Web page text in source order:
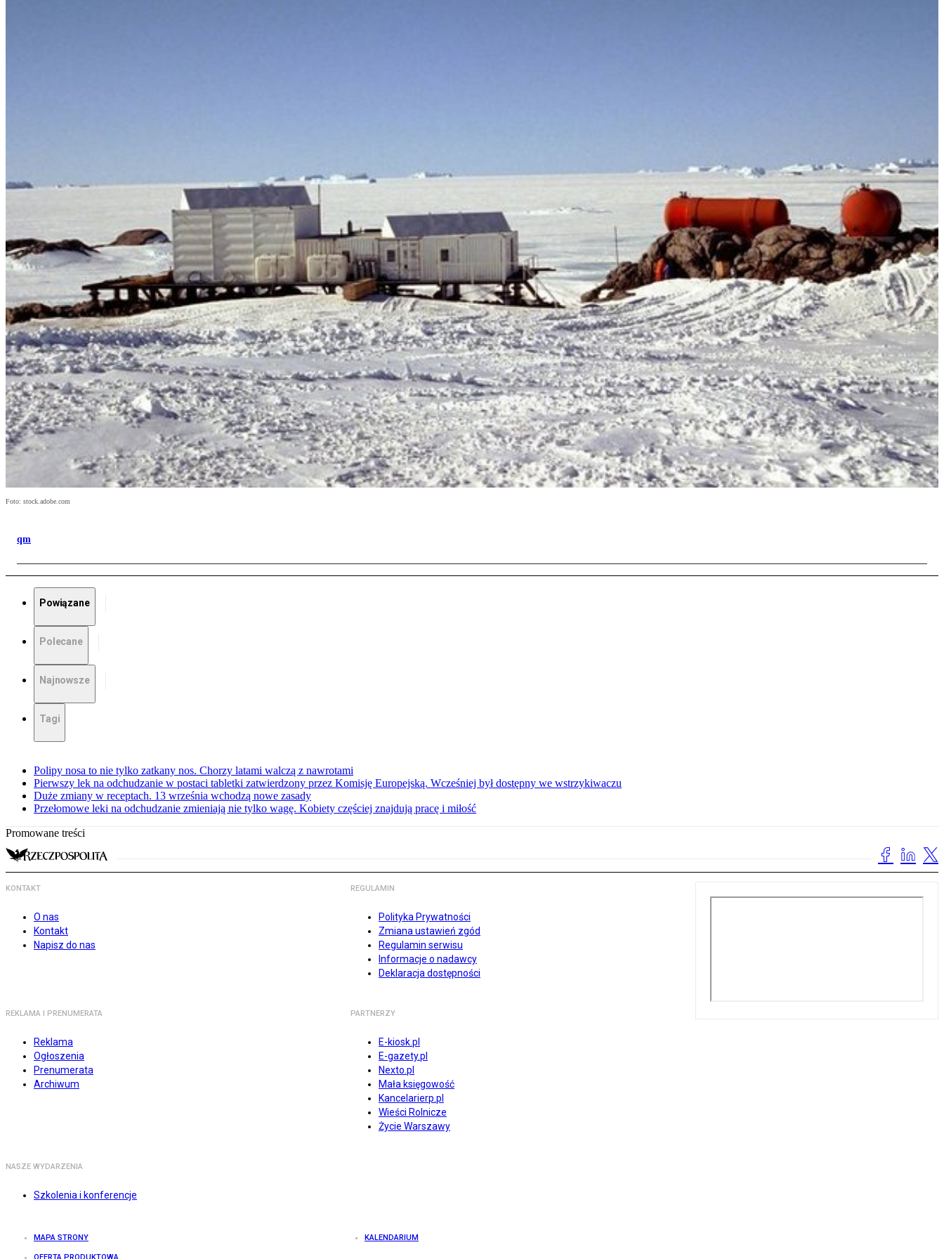
Foto: stock.adobe.com
qm
Powiązane
Polecane
Najnowsze
Tagi
Polipy nosa to nie tylko zatkany nos. Chorzy latami walczą z nawrotami
Pierwszy lek na odchudzanie w postaci tabletki zatwierdzony przez Komisję Europejską. Wcześniej był dostępny we wstrzykiwaczu
Duże zmiany w receptach. 13 września wchodzą nowe zasady
Przełomowe leki na odchudzanie zmieniają nie tylko wagę. Kobiety częściej znajdują pracę i miłość
Promowane treści
KONTAKT
O nas
Kontakt
Napisz do nas
REGULAMIN
Polityka Prywatności
Zmiana ustawień zgód
Regulamin serwisu
Informacje o nadawcy
Deklaracja dostępności
REKLAMA I PRENUMERATA
Reklama
Ogłoszenia
Prenumerata
Archiwum
PARTNERZY
E-kiosk.pl
E-gazety.pl
Nexto.pl
Mała księgowość
Kancelarierp.pl
Wieści Rolnicze
Życie Warszawy
NASZE WYDARZENIA
Szkolenia i konferencje
MAPA STRONY KALENDARIUM